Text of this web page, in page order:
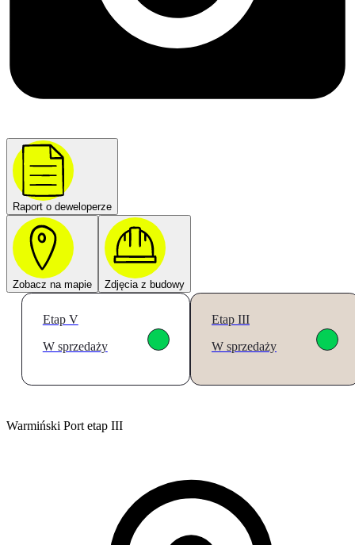
Raport o deweloperze
Zobacz na mapie Zdjęcia z budowy
Etap V
W sprzedaży
Etap III
W sprzedaży
Warmiński Port etap III